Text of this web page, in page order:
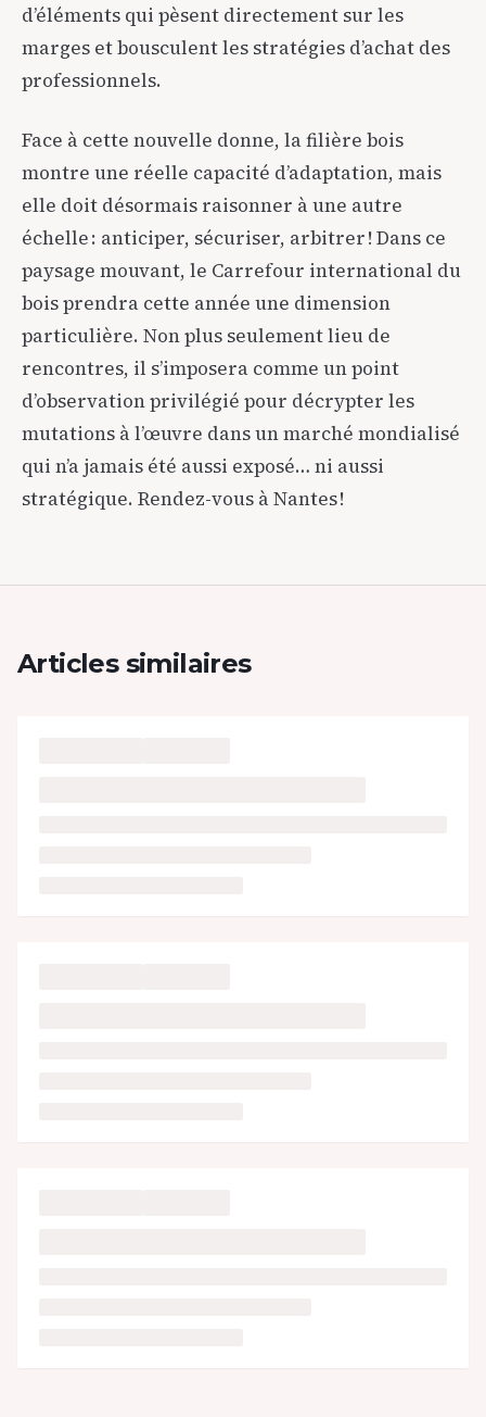
d’éléments qui pèsent directement sur les
marges et bousculent les stratégies d’achat des
professionnels.
Face à cette nouvelle donne, la filière bois
montre une réelle capacité d’adaptation, mais
elle doit désormais raisonner à une autre
échelle : anticiper, sécuriser, arbitrer ! Dans ce
paysage mouvant, le Carrefour international du
bois prendra cette année une dimension
particulière. Non plus seulement lieu de
rencontres, il s’imposera comme un point
d’observation privilégié pour décrypter les
mutations à l’œuvre dans un marché mondialisé
qui n’a jamais été aussi exposé… ni aussi
stratégique. Rendez-vous à Nantes !
Articles similaires